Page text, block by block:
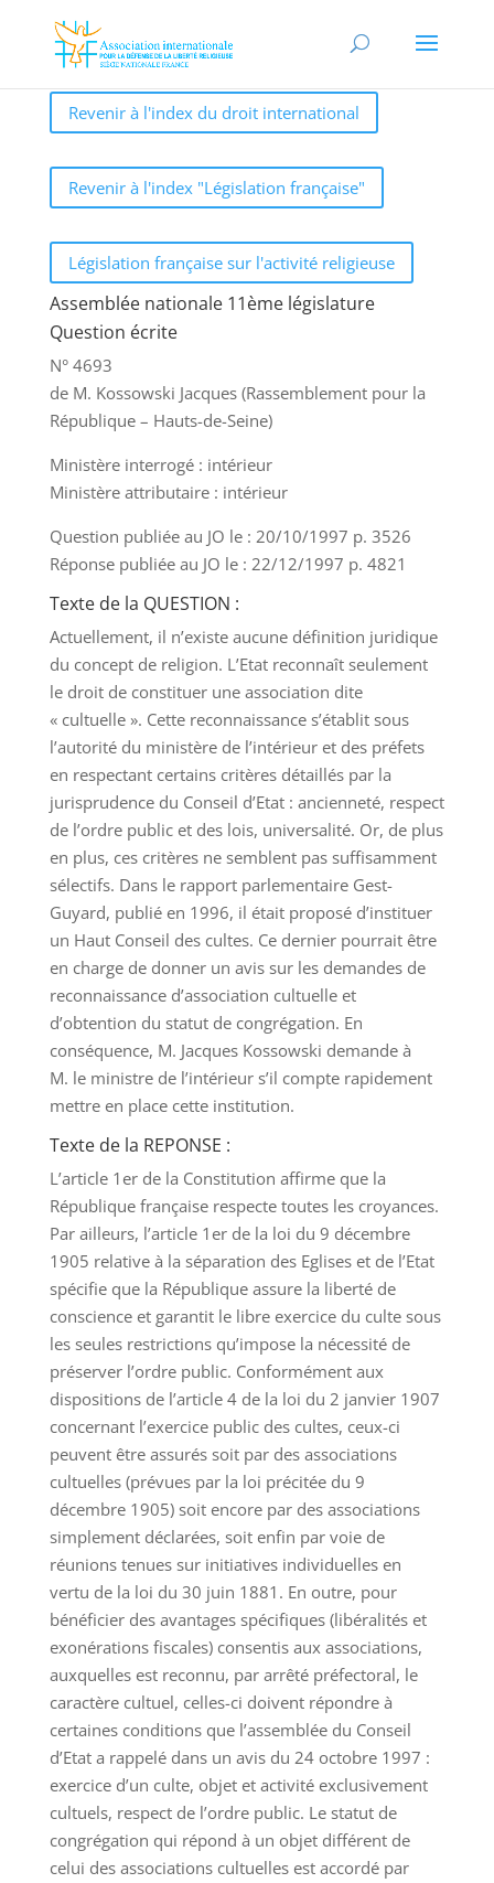
Revenir à l'index du droit international
Revenir à l'index "Législation française"
Législation française sur l'activité religieuse
Assemblée nationale 11ème législature
Question écrite
N° 4693
de M. Kossowski Jacques (Rassemblement pour la
République – Hauts-de-Seine)
Ministère interrogé : intérieur
Ministère attributaire : intérieur
Question publiée au JO le : 20/10/1997 p. 3526
Réponse publiée au JO le : 22/12/1997 p. 4821
Texte de la QUESTION :
Actuellement, il n’existe aucune définition juridique
du concept de religion. L’Etat reconnaît seulement
le droit de constituer une association dite
« cultuelle ». Cette reconnaissance s’établit sous
l’autorité du ministère de l’intérieur et des préfets
en respectant certains critères détaillés par la
jurisprudence du Conseil d’Etat : ancienneté, respect
de l’ordre public et des lois, universalité. Or, de plus
en plus, ces critères ne semblent pas suffisamment
sélectifs. Dans le rapport parlementaire Gest-
Guyard, publié en 1996, il était proposé d’instituer
un Haut Conseil des cultes. Ce dernier pourrait être
en charge de donner un avis sur les demandes de
reconnaissance d’association cultuelle et
d’obtention du statut de congrégation. En
conséquence, M. Jacques Kossowski demande à
M. le ministre de l’intérieur s’il compte rapidement
mettre en place cette institution.
Texte de la REPONSE :
L’article 1er de la Constitution affirme que la
République française respecte toutes les croyances.
Par ailleurs, l’article 1er de la loi du 9 décembre
1905 relative à la séparation des Eglises et de l’Etat
spécifie que la République assure la liberté de
conscience et garantit le libre exercice du culte sous
les seules restrictions qu’impose la nécessité de
préserver l’ordre public. Conformément aux
dispositions de l’article 4 de la loi du 2 janvier 1907
concernant l’exercice public des cultes, ceux-ci
peuvent être assurés soit par des associations
cultuelles (prévues par la loi précitée du 9
décembre 1905) soit encore par des associations
simplement déclarées, soit enfin par voie de
réunions tenues sur initiatives individuelles en
vertu de la loi du 30 juin 1881. En outre, pour
bénéficier des avantages spécifiques (libéralités et
exonérations fiscales) consentis aux associations,
auxquelles est reconnu, par arrêté préfectoral, le
caractère cultuel, celles-ci doivent répondre à
certaines conditions que l’assemblée du Conseil
d’Etat a rappelé dans un avis du 24 octobre 1997 :
exercice d’un culte, objet et activité exclusivement
cultuels, respect de l’ordre public. Le statut de
congrégation qui répond à un objet différent de
celui des associations cultuelles est accordé par